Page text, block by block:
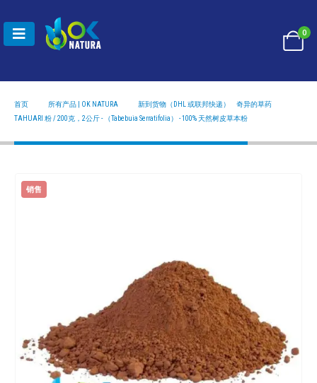
0
首页 所有产品 | OK NATURA 新到货物（DHL 或联邦快递）
奇异的草药
TAHUARI 粉 / 200克，2公斤 - （Tabebuia Serratifolia） - 100% 天然树皮草本粉
销售